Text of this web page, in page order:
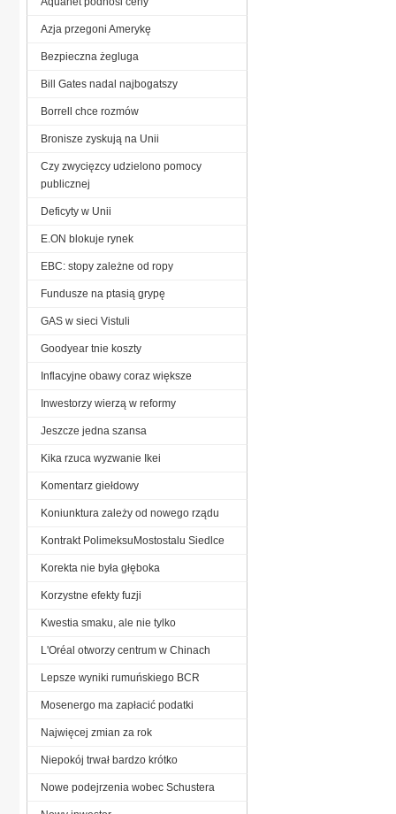
Azja przegoni Amerykę
Bezpieczna żegluga
Bill Gates nadal najbogatszy
Borrell chce rozmów
Bronisze zyskują na Unii
Czy zwycięzcy udzielono pomocy
publicznej
Deficyty w Unii
E.ON blokuje rynek
EBC: stopy zależne od ropy
Fundusze na ptasią grypę
GAS w sieci Vistuli
Goodyear tnie koszty
Inflacyjne obawy coraz większe
Inwestorzy wierzą w reformy
Jeszcze jedna szansa
Kika rzuca wyzwanie Ikei
Komentarz giełdowy
Koniunktura zależy od nowego rządu
Kontrakt PolimeksuMostostalu Siedlce
Korekta nie była głęboka
Korzystne efekty fuzji
Kwestia smaku, ale nie tylko
L'Oréal otworzy centrum w Chinach
Lepsze wyniki rumuńskiego BCR
Mosenergo ma zapłacić podatki
Najwięcej zmian za rok
Niepokój trwał bardzo krótko
Nowe podejrzenia wobec Schustera